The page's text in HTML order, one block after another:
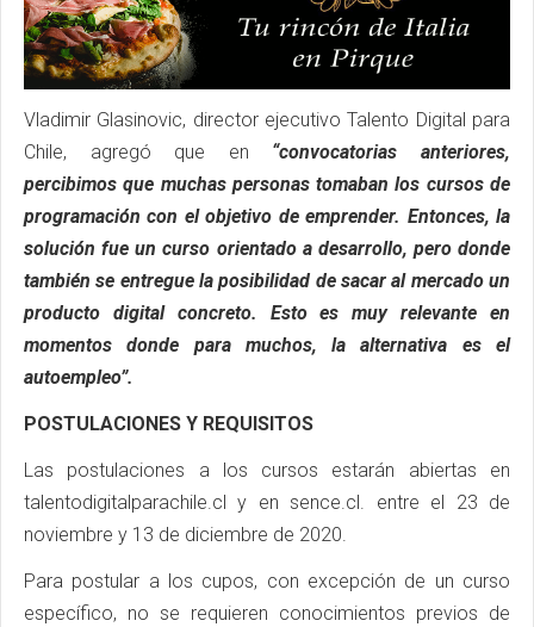
Vladimir Glasinovic, director ejecutivo Talento Digital para
Chile, agregó que en “convocatorias anteriores,
percibimos que muchas personas tomaban los cursos de
programación con el objetivo de emprender. Entonces, la
solución fue un curso orientado a desarrollo, pero donde
también se entregue la posibilidad de sacar al mercado un
producto digital concreto. Esto es muy relevante en
momentos donde para muchos, la alternativa es el
autoempleo”.
POSTULACIONES Y REQUISITOS
Las postulaciones a los cursos estarán abiertas en
talentodigitalparachile.cl y en sence.cl. entre el 23 de
noviembre y 13 de diciembre de 2020.
Para postular a los cupos, con excepción de un curso
específico, no se requieren conocimientos previos de